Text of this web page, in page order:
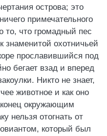
острова; это
примечательного
то, что громадный пес
знаменитой охотничьей
прославившийся под
бегает взад и вперед
Никто не знает,
животное и как оно
окружающим
нельзя отогнать от
который был